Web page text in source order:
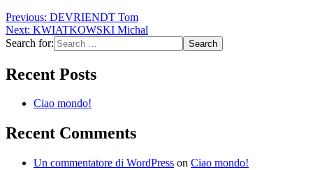
Previous: DEVRIENDT Tom
Next: KWIATKOWSKI Michal
Search for:
Recent Posts
Ciao mondo!
Recent Comments
Un commentatore di WordPress on Ciao mondo!